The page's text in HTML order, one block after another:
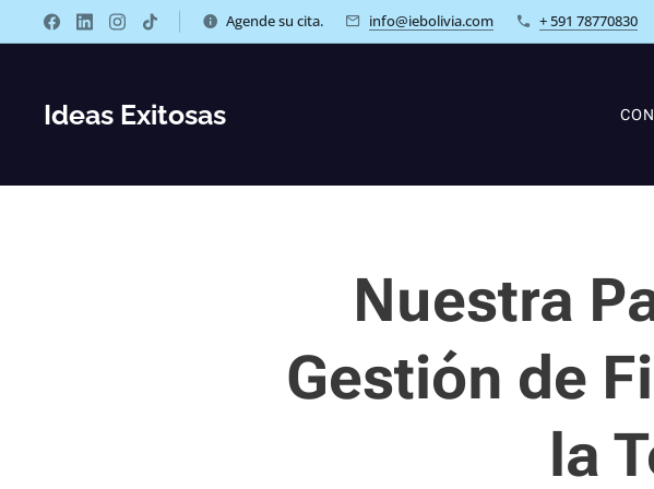
Agende su cita. info@iebolivia.com + 591 78770830
Ideas Exitosas
Nuestra
Gestión de
la